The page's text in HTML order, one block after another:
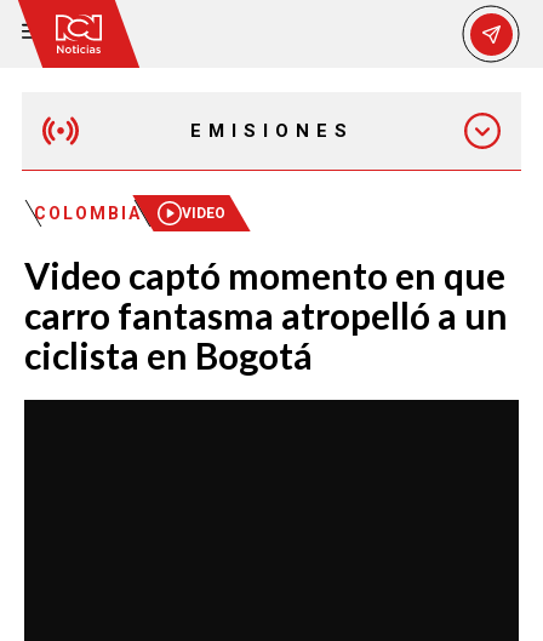
EMISIONES
MAÑANA EXPRESS
EMISIÓN 12:30 PM
EMISIÓN 7:00 PM
COLOMBIA VIDEO
Video captó momento en que
carro fantasma atropelló a un
ciclista en Bogotá